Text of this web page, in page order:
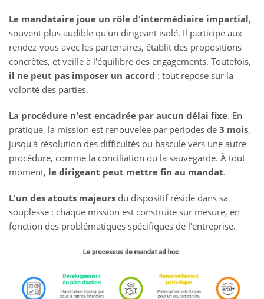
Le mandataire joue un rôle d'intermédiaire impartial,
souvent plus audible qu'un dirigeant isolé. Il participe aux
rendez-vous avec les partenaires, établit des propositions
concrètes, et veille à l'équilibre des engagements. Toutefois,
il ne peut pas imposer un accord : tout repose sur la
volonté des parties.
La procédure n'est encadrée par aucun délai fixe. En
pratique, la mission est renouvelée par périodes de 3 mois,
jusqu'à résolution des difficultés ou bascule vers une autre
procédure, comme la conciliation ou la sauvegarde. À tout
moment, le dirigeant peut mettre fin au mandat.
L'un des atouts majeurs du dispositif réside dans sa
souplesse : chaque mission est construite sur mesure, en
fonction des problématiques spécifiques de l'entreprise.